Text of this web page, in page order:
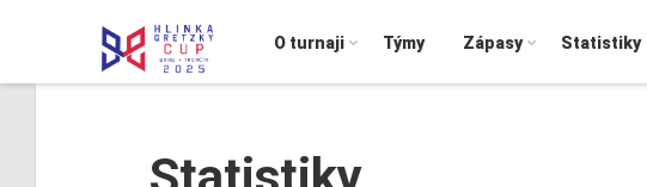
O turnaji Týmy Zápasy Statistiky